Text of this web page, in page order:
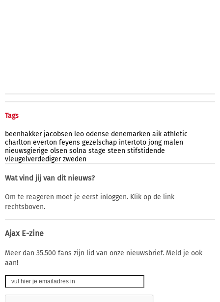
Tags
beenhakker jacobsen leo odense denemarken aik athletic
charlton everton feyens gezelschap intertoto jong malen
nieuwsgierige olsen solna stage steen stifstidende
vleugelverdediger zweden
Wat vind jij van dit nieuws?
Om te reageren moet je eerst inloggen. Klik op de link
rechtsboven.
Ajax E-zine
Meer dan 35.500 fans zijn lid van onze nieuwsbrief. Meld je ook
aan!